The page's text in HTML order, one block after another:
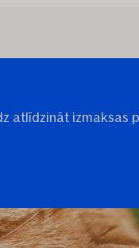
atlīdzināt